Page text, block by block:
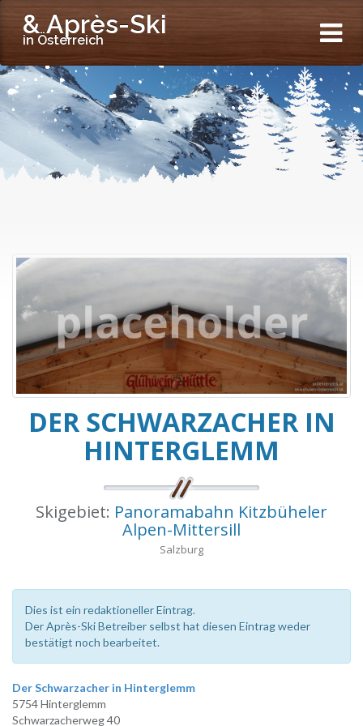
& Après-Ski
in Österreich
DER SCHWARZACHER IN
HINTERGLEMM
Skigebiet: Panoramabahn Kitzbüheler
Alpen-Mittersill
Salzburg
Dies ist ein redaktioneller Eintrag.
Der Après-Ski Betreiber selbst hat diesen Eintrag weder
bestätigt noch bearbeitet.
Der Schwarzacher in Hinterglemm
5754 Hinterglemm
Schwarzacherweg 40